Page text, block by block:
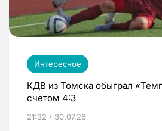
Интересное
КДВ из Томска обыграл
счетом 4:3
21:32 / 30.07.26